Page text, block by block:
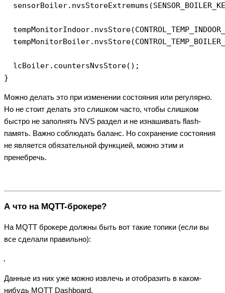
  lcBoiler.countersNvsStore();
Можно делать это при изменении состояния или регулярно.
Но не стоит делать это слишком часто, чтобы слишком
быстро не заполнять NVS раздел и не изнашивать flash-
память. Важно соблюдать баланс. Но сохранение состояния
не является обязательной функцией, можно этим и
пренебречь.
А что на MQTT-брокере?
На MQTT брокере должны быть вот такие топики (если вы
все сделали правильно):
Данные из них уже можно извлечь и отобразить в каком-
нибудь MQTT Dashboard.